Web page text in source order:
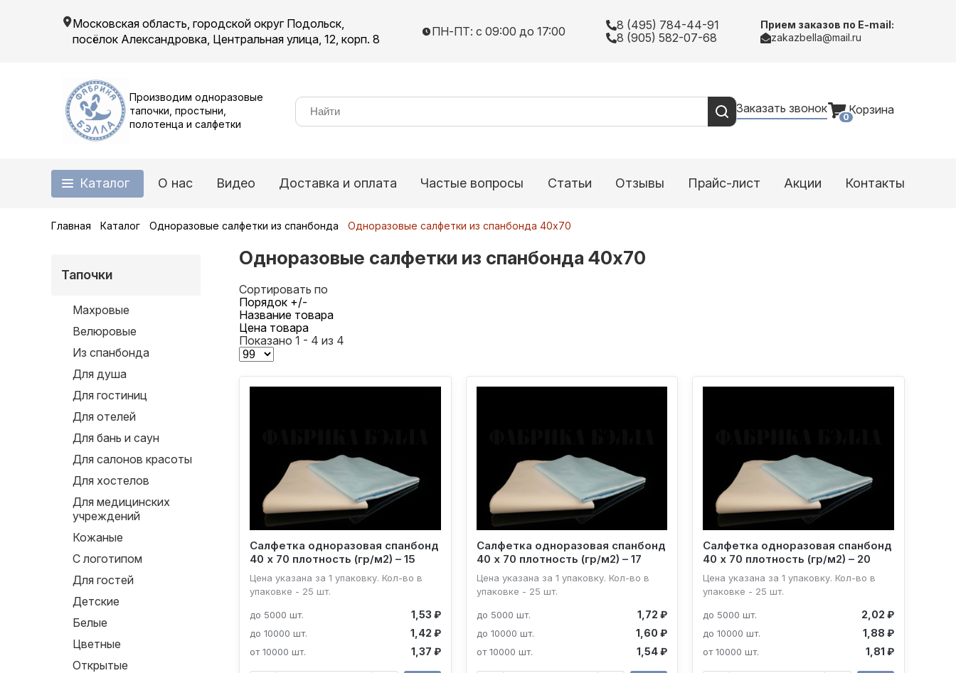
Московская область, городской округ Подольск,
посёлок Александровка, Центральная улица, 12, корп. 8
ПН-ПТ: с 09:00 до 17:00
8 (495) 784-44-91
8 (905) 582-07-68
Прием заказов по E-mail:
zakazbella@mail.ru
Производим одноразовые
тапочки, простыни,
полотенца и салфетки
Заказать звонок Корзина
0
Каталог О нас Видео Доставка и оплата Частые вопросы Статьи Отзывы Прайс-лист Акции Контакты
Главная Каталог Одноразовые салфетки из спанбонда Одноразовые салфетки из спанбонда 40х70
Тапочки
Махровые
Велюровые
Из спанбонда
Для душа
Для гостиниц
Для отелей
Для бань и саун
Для салонов красоты
Для хостелов
Для медицинских
учреждений
Кожаные
С логотипом
Для гостей
Детские
Белые
Цветные
Открытые
Одноразовые салфетки из спанбонда 40х70
Сортировать по
Порядок +/-
Название товара
Цена товара
Показано 1 - 4 из 4
Салфетка одноразовая спанбонд
40 х 70 плотность (гр/м2) – 15
Цена указана за 1 упаковку. Кол-во в
упаковке - 25 шт.
до 5000 шт. 1,53 ₽
до 10000 шт. 1,42 ₽
от 10000 шт. 1,37 ₽
Салфетка одноразовая спанбонд
40 х 70 плотность (гр/м2) – 17
Цена указана за 1 упаковку. Кол-во в
упаковке - 25 шт.
до 5000 шт. 1,72 ₽
до 10000 шт. 1,60 ₽
от 10000 шт. 1,54 ₽
Салфетка одноразовая спанбонд
40 х 70 плотность (гр/м2) – 20
Цена указана за 1 упаковку. Кол-во в
упаковке - 25 шт.
до 5000 шт. 2,02 ₽
до 10000 шт. 1,88 ₽
от 10000 шт. 1,81 ₽